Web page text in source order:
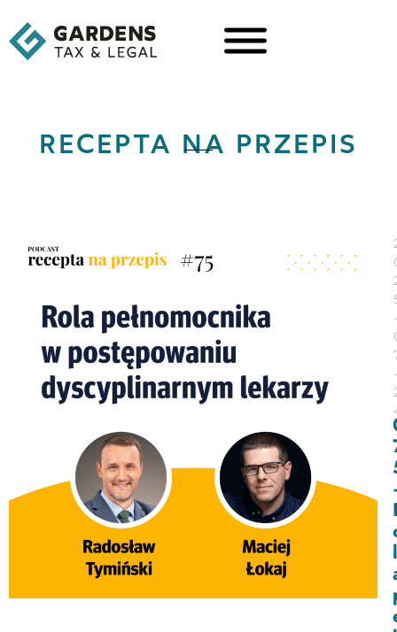
RECEPTA NA PRZEPIS
-
-
l